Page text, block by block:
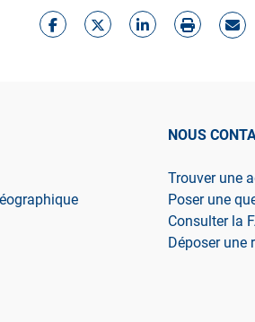
NOUS
Trouver une
Poser une
Consulter la
Déposer une